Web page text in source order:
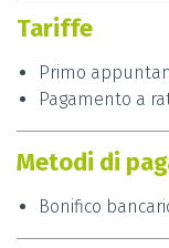
Tariffe
Primo
Pagamento a
Metodi di
Bonifico